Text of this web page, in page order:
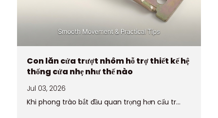
Con lăn cửa trượt nhôm hỗ trợ thiết kế hệ
thống cửa nhẹ như thế nào
Jul 03, 2026
Khi phong trào bắt đầu quan trọng hơn cấu tr...